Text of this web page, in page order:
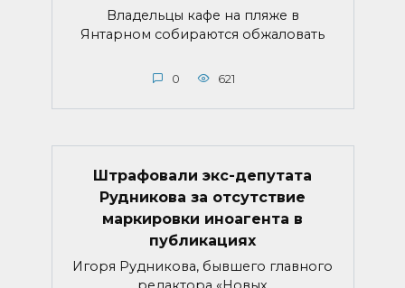
Владельцы кафе на пляже в
Янтарном собираются обжаловать
0 621
Штрафовали экс-депутата
Рудникова за отсутствие
маркировки иноагента в
публикациях
Игоря Рудникова, бывшего главного